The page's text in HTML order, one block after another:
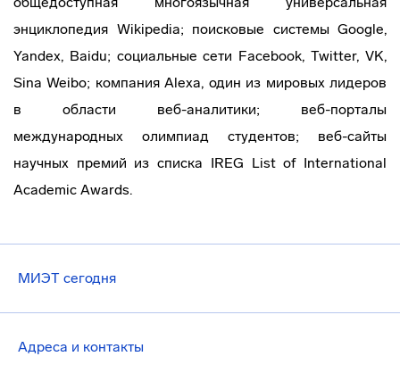
энциклопедия Wikipedia; поисковые системы Google,
Yandex, Baidu; социальные сети Facebook, Twitter, VK,
Sina Weibo; компания Alexa, один из мировых лидеров
в области веб-аналитики; веб-порталы
международных олимпиад студентов; веб-сайты
научных премий из списка IREG List of International
Academic Awards.
МИЭТ сегодня
Адреса и контакты